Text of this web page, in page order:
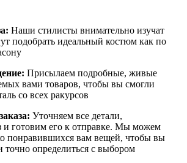
Наши стилисты внимательно изучат
подобрать идеальный костюм как по
Присылаем подробные, живые
вами товаров, чтобы вы смогли
со всех ракурсов
Уточняем все детали,
и готовим его к отправке. Мы можем
понравившихся вам вещей, чтобы вы
точно определиться с выбором